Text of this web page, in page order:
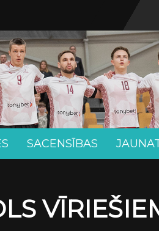
SACENSĪBAS